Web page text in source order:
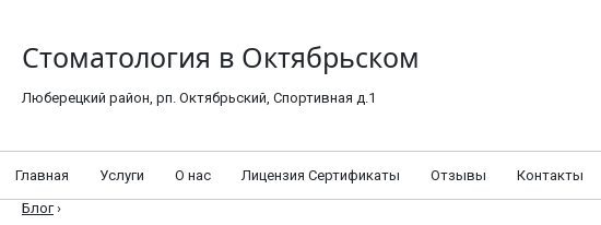
Стоматология в Октябрьском
Люберецкий район, рп. Октябрьский, Спортивная д.1
Главная Услуги О нас Лицензия Сертификаты Отзывы
Контакты
Блог ›